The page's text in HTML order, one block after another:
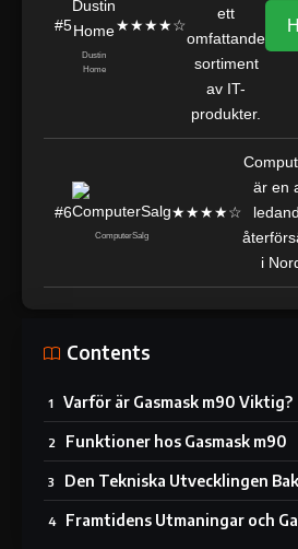
#5
Dustin
Home
★★★★☆
ett
omfattande
sortiment
av IT-
produkter.
#6
ComputerSalg
★★★★☆
är en
i
Contents
Varför är Gasmask m90 Viktig?
Funktioner hos Gasmask m90
Den Tekniska Utvecklingen
Framtidens Utmaningar och